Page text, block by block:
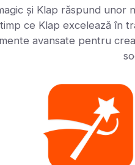
și Klap răspund unor
ce Klap excelează în
avansate pentru